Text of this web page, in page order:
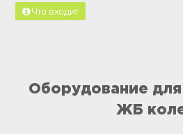
Что входит
Оборудование для
ЖБ